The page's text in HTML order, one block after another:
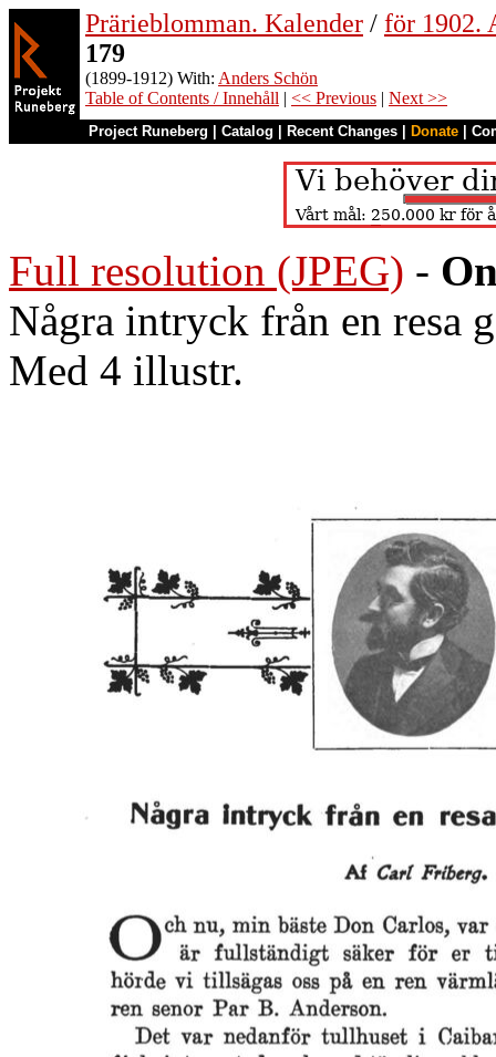
Prärieblomman. Kalender / för 1902.
179
(1899-1912) With: Anders Schön
Table of Contents / Innehåll | << Previous | Next >>
Project Runeberg Catalog Recent Changes Donate
Full resolution (JPEG) -
Några intryck från en resa
Med 4 illustr.